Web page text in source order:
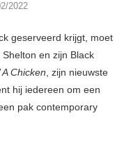
2022
geserveerd krijgt, moet
en zijn Black
A Chicken, zijn nieuwste
hij iedereen om een
pak contemporary